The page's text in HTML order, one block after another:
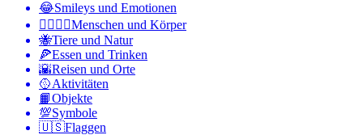
😂Smileys und Emotionen
👩‍❤️‍💋‍👨Menschen und Körper
🐝Tiere und Natur
🍕Essen und Trinken
🌇Reisen und Orte
🥎Aktivitäten
📙Objekte
💯Symbole
🇺🇸Flaggen